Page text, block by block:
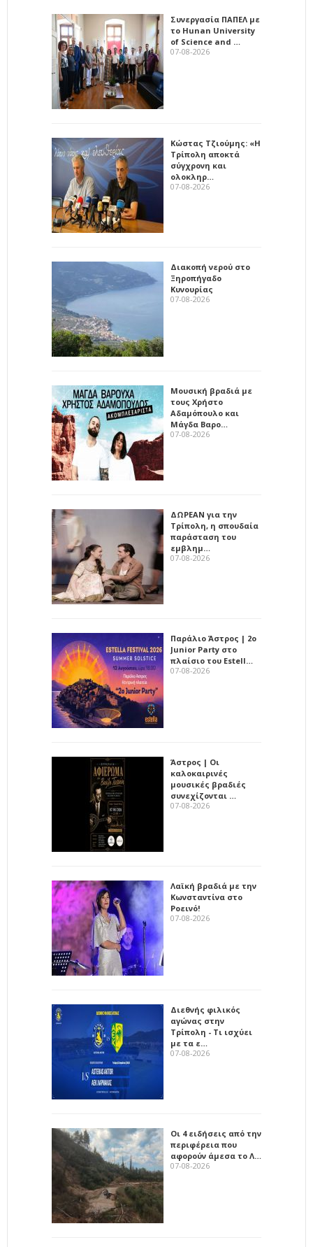
Συνεργασία ΠΑΠΕΛ με
το Hunan University
of Science and …
07-08-2026
Κώστας Τζιούμης: «Η
Τρίπολη αποκτά
σύγχρονη και
ολοκληρ…
07-08-2026
Διακοπή νερού στο
Ξηροπήγαδο
Κυνουρίας
07-08-2026
Μουσική βραδιά με
τους Χρήστο
Αδαμόπουλο και
Μάγδα Βαρο…
07-08-2026
ΔΩΡΕΑΝ για την
Τρίπολη, η σπουδαία
παράσταση του
εμβλημ…
07-08-2026
Παράλιο Άστρος | 2ο
Junior Party στο
πλαίσιο του Estell…
07-08-2026
Άστρος | Οι
καλοκαιρινές
μουσικές βραδιές
συνεχίζονται …
07-08-2026
Λαϊκή βραδιά με την
Κωνσταντίνα στο
Ροεινό!
07-08-2026
Διεθνής φιλικός
αγώνας στην
Τρίπολη - Τι ισχύει
με τα ε…
07-08-2026
Οι 4 ειδήσεις από την
περιφέρεια που
αφορούν άμεσα το Λ…
07-08-2026